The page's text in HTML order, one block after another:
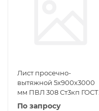
Лист просечно-
вытяжной 5х900х3000
мм ПВЛ 308 Ст3кп ГОСТ
8706-78
По запросу